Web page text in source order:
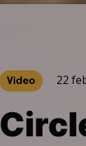
Video 22